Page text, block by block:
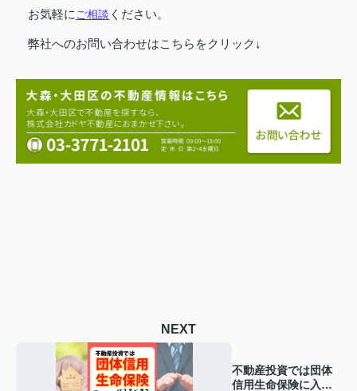
お気軽に ご相談 ください。
弊社へのお問い合わせはこちらをクリック↓
NEXT
不動産投資では団体
信用生命保険に入る